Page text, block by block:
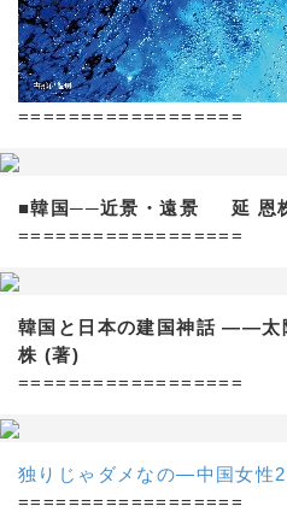
==================
■韓国──近景・遠景 延 恩
==================
韓国と日本の建国神話 ——
株 (著)
==================
独りじゃダメなの―中国女性
==================